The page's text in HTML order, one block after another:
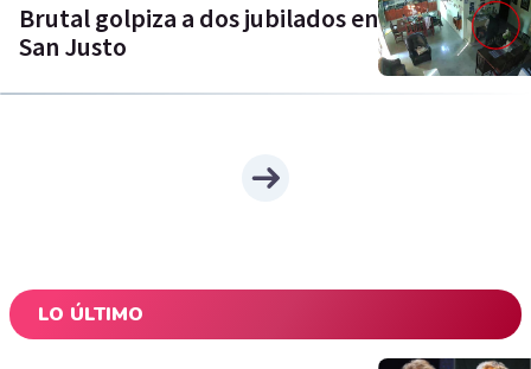
Brutal golpiza a dos jubilados en
San Justo
LO ÚLTIMO